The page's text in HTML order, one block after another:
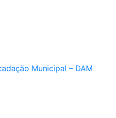
Municipal – DAM